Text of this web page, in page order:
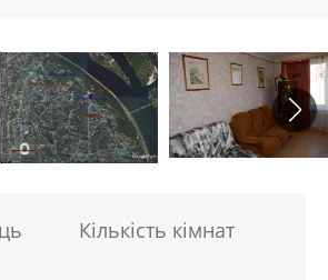
Кількість кімнат